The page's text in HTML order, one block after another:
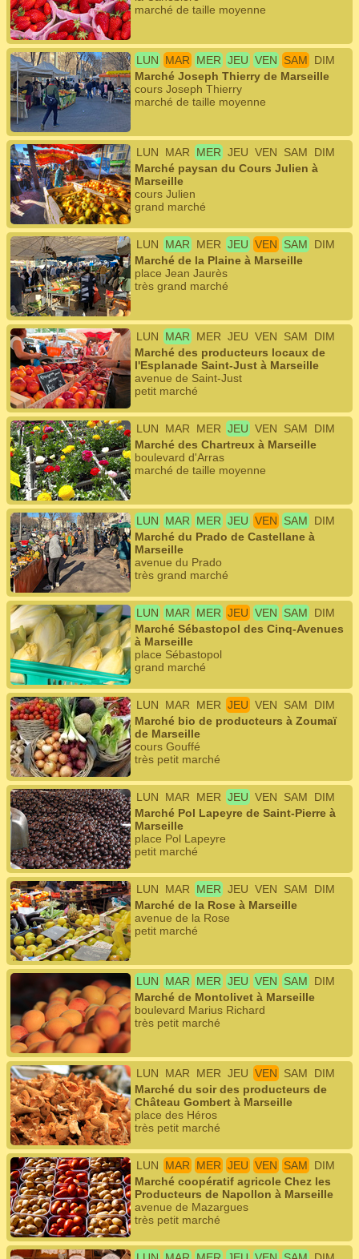
marché de taille moyenne
LUN MAR MER JEU VEN SAM
DIM
Marché Joseph Thierry de Marseille
cours Joseph Thierry
marché de taille moyenne
LUN MAR MER JEU VEN SAM
DIM
Marché paysan du Cours Julien à
Marseille
cours Julien
grand marché
LUN MAR MER JEU VEN SAM
DIM
Marché de la Plaine à Marseille
place Jean Jaurès
très grand marché
LUN MAR MER JEU VEN SAM
DIM
Marché des producteurs locaux de
l'Esplanade Saint-Just à Marseille
avenue de Saint-Just
petit marché
LUN MAR MER JEU VEN SAM
DIM
Marché des Chartreux à Marseille
boulevard d'Arras
marché de taille moyenne
LUN MAR MER JEU VEN SAM
DIM
Marché du Prado de Castellane à
Marseille
avenue du Prado
très grand marché
LUN MAR MER JEU VEN SAM
DIM
Marché Sébastopol des Cinq-Avenues
à Marseille
place Sébastopol
grand marché
LUN MAR MER JEU VEN SAM
DIM
Marché bio de producteurs à Zoumaï
de Marseille
cours Gouffé
très petit marché
LUN MAR MER JEU VEN SAM
DIM
Marché Pol Lapeyre de Saint-Pierre à
Marseille
place Pol Lapeyre
petit marché
LUN MAR MER JEU VEN SAM
DIM
Marché de la Rose à Marseille
avenue de la Rose
petit marché
LUN MAR MER JEU VEN SAM
DIM
Marché de Montolivet à Marseille
boulevard Marius Richard
très petit marché
LUN MAR MER JEU VEN SAM
DIM
Marché du soir des producteurs de
Château Gombert à Marseille
place des Héros
très petit marché
LUN MAR MER JEU VEN SAM
DIM
Marché coopératif agricole Chez les
Producteurs de Napollon à Marseille
avenue de Mazargues
très petit marché